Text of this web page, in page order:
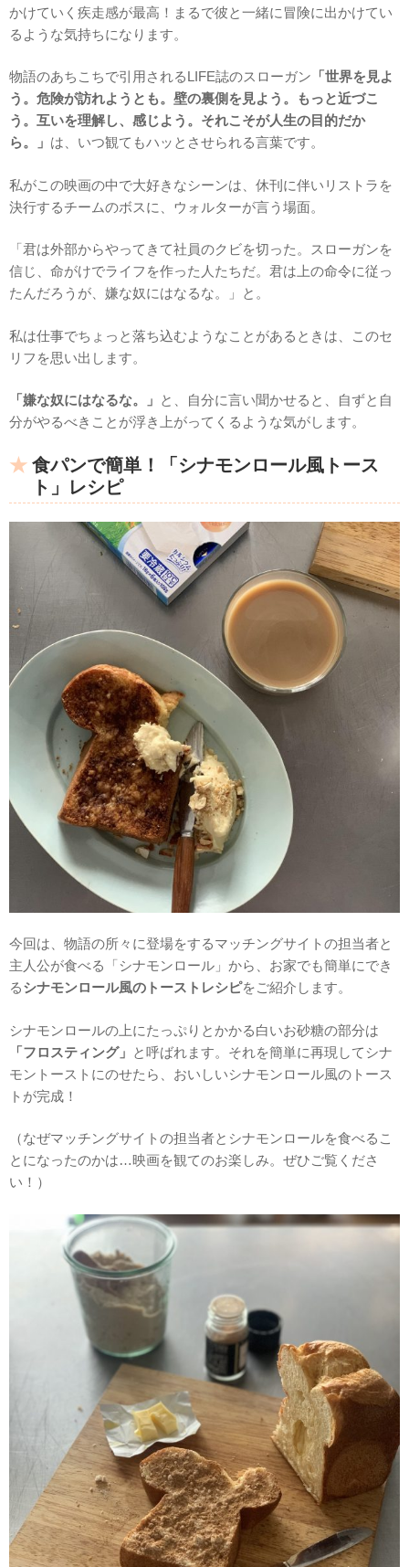
かけていく疾走感が最高！まるで彼と一緒に冒険に出かけてい
るような気持ちになります。
物語のあちこちで引用されるLIFE誌のスローガン 「世界を見よ
う。危険が訪れようとも。壁の裏側を見よう。もっと近づこ
う。互いを理解し、感じよう。それこそが人生の目的だか
ら。」 は、いつ観てもハッとさせられる言葉です。
私がこの映画の中で大好きなシーンは、休刊に伴いリストラを
決行するチームのボスに、ウォルターが言う場面。
「君は外部からやってきて社員のクビを切った。スローガンを
信じ、命がけでライフを作った人たちだ。君は上の命令に従っ
たんだろうが、嫌な奴にはなるな。」と。
私は仕事でちょっと落ち込むようなことがあるときは、このセ
リフを思い出します。
「嫌な奴にはなるな。」 と、自分に言い聞かせると、自ずと自
分がやるべきことが浮き上がってくるような気がします。
食パンで簡単！「シナモンロール風トース
ト」レシピ
今回は、物語の所々に登場をするマッチングサイトの担当者と
主人公が食べる「シナモンロール」から、お家でも簡単にでき
るシナモンロール風のトーストレシピをご紹介します。
シナモンロールの上にたっぷりとかかる白いお砂糖の部分は
「フロスティング」 と呼ばれます。それを簡単に再現してシナ
モントーストにのせたら、おいしいシナモンロール風のトース
トが完成！
（なぜマッチングサイトの担当者とシナモンロールを食べるこ
とになったのかは…映画を観てのお楽しみ。ぜひご覧くださ
い！）